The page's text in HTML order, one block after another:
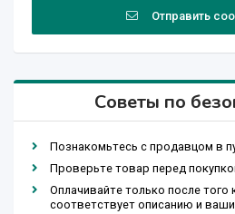
Отправить
Советы по
Познакомьтесь с продавцом в
Проверьте товар перед
Оплачивайте только после того
соответствует описанию и